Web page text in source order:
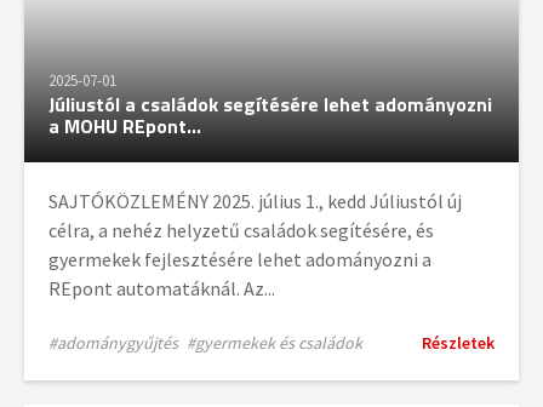
2025-07-01
Júliustól a családok segítésére lehet adományozni
a MOHU REpont...
SAJTÓKÖZLEMÉNY 2025. július 1., kedd Júliustól új
célra, a nehéz helyzetű családok segítésére, és
gyermekek fejlesztésére lehet adományozni a
REpont automatáknál. Az...
#adománygyűjtés #gyermekek és családok Részletek